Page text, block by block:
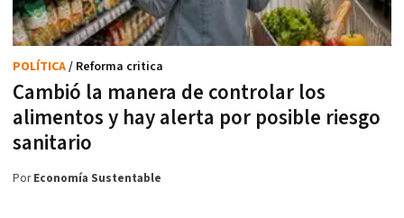
Cambió la manera de controlar los
alimentos y hay alerta por posible riesgo
sanitario
POLÍTICA/ Reforma critica
PorEconomía Sustentable